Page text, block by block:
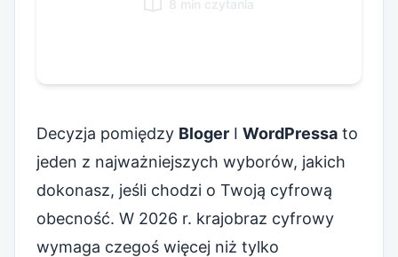
8 min czytania
Decyzja pomiędzy Bloger I WordPressa to
jeden z najważniejszych wyborów, jakich
dokonasz, jeśli chodzi o Twoją cyfrową
obecność. W 2026 r. krajobraz cyfrowy
wymaga czegoś więcej niż tylko